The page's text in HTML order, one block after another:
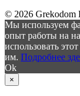
© 2026 Grekodom
Мы используем
опыт работы на
использовать
им. Подробнее
Ok
×